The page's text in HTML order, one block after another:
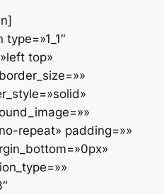
top»
repeat» padding=»»